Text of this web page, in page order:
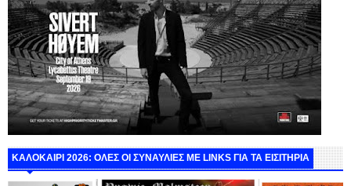
ΚΑΛΟΚΑΙΡΙ 2026: ΟΛΕΣ ΟΙ ΣΥΝΑΥΛΙΕΣ ΜΕ LINKS ΓΙΑ ΤΑ ΕΙΣΙΤΗΡΙΑ